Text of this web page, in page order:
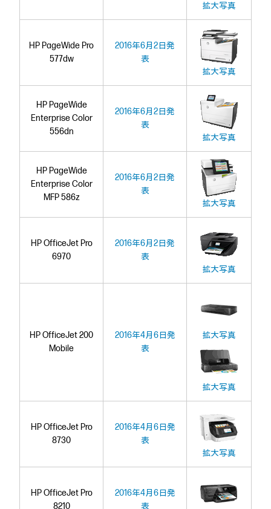
拡大写真
HP PageWide Pro
577dw
2016年6月2日発
表
拡大写真
HP PageWide
Enterprise Color
556dn
2016年6月2日発
表
拡大写真
HP PageWide
Enterprise Color
MFP 586z
2016年6月2日発
表
拡大写真
HP OfficeJet Pro
6970
2016年6月2日発
表
拡大写真
HP OfficeJet 200
Mobile
2016年4月6日発
表
拡大写真
拡大写真
HP OfficeJet Pro
8730
2016年4月6日発
表
拡大写真
HP OfficeJet Pro
8210
2016年4月6日発
表